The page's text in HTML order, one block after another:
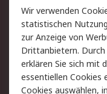
Rücksendungen
Hilfe
Rechtliches
AGB
Wir verwenden
statistischen
zur Anzeige von
Drittanbietern.
erklären Sie sich mit
essentiellen Cookies
Cookies auswählen,